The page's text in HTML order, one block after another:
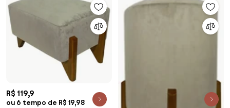
R$ 119,9
ou 6 tempo de R$ 19,98